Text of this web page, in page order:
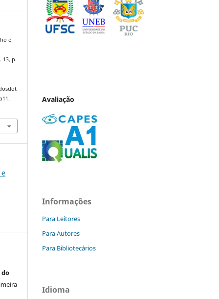
e
13, p.
do
Avaliação
Informações
Para Leitores
Para Autores
Para Bibliotecários
Idioma